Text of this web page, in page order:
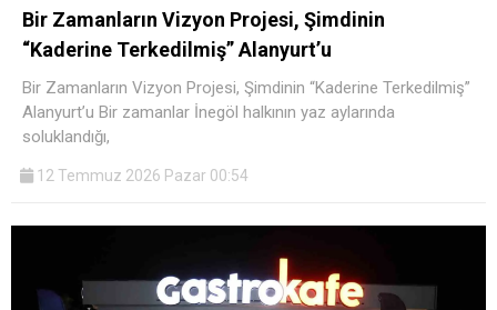
Bir Zamanların Vizyon Projesi, Şimdinin
“Kaderine Terkedilmiş” Alanyurt’u
Bir Zamanların Vizyon Projesi, Şimdinin “Kaderine Terkedilmiş”
Alanyurt’u Bir zamanlar İnegöl halkının yaz aylarında
soluklandığı,
12 Temmuz 2026 Pazar 00:54